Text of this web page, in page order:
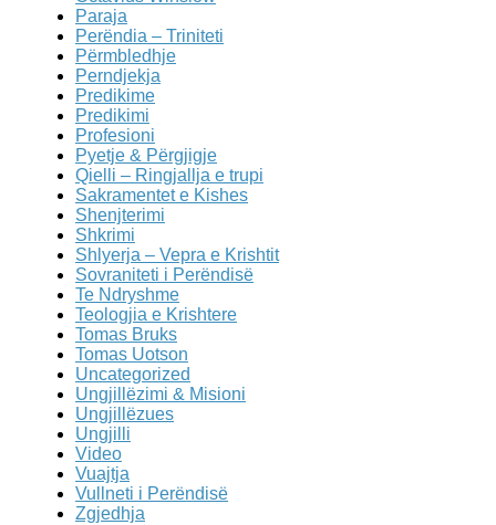
Paraja
Perëndia – Triniteti
Përmbledhje
Perndjekja
Predikime
Predikimi
Profesioni
Pyetje & Përgjigje
Qielli – Ringjallja e trupi
Sakramentet e Kishes
Shenjterimi
Shkrimi
Shlyerja – Vepra e Krishtit
Sovraniteti i Perëndisë
Te Ndryshme
Teologjia e Krishtere
Tomas Bruks
Tomas Uotson
Uncategorized
Ungjillëzimi & Misioni
Ungjillëzues
Ungjilli
Video
Vuajtja
Vullneti i Perëndisë
Zgjedhja